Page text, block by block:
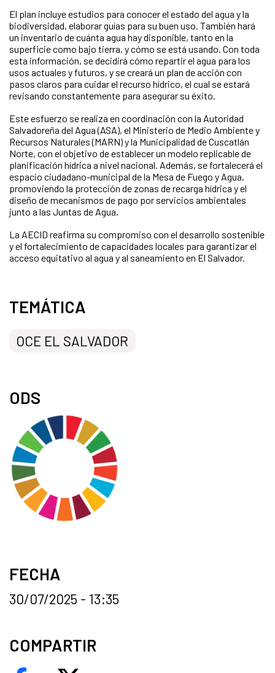
El plan incluye estudios para conocer el estado del agua y la
biodiversidad, elaborar guías para su buen uso. También hará
un inventario de cuánta agua hay disponible, tanto en la
superficie como bajo tierra, y cómo se está usando. Con toda
esta información, se decidirá cómo repartir el agua para los
usos actuales y futuros, y se creará un plan de acción con
pasos claros para cuidar el recurso hídrico, el cual se estará
revisando constantemente para asegurar su éxito.
Este esfuerzo se realiza en coordinación con la Autoridad
Salvadoreña del Agua (ASA), el Ministerio de Medio Ambiente y
Recursos Naturales (MARN) y la Municipalidad de Cuscatlán
Norte, con el objetivo de establecer un modelo replicable de
planificación hídrica a nivel nacional. Además, se fortalecerá el
espacio ciudadano-municipal de la Mesa de Fuego y Agua,
promoviendo la protección de zonas de recarga hídrica y el
diseño de mecanismos de pago por servicios ambientales
junto a las Juntas de Agua.
La AECID reafirma su compromiso con el desarrollo sostenible
y el fortalecimiento de capacidades locales para garantizar el
acceso equitativo al agua y al saneamiento en El Salvador.
TEMÁTICA
OCE EL SALVADOR
ODS
FECHA
30/07/2025 - 13:35
COMPARTIR